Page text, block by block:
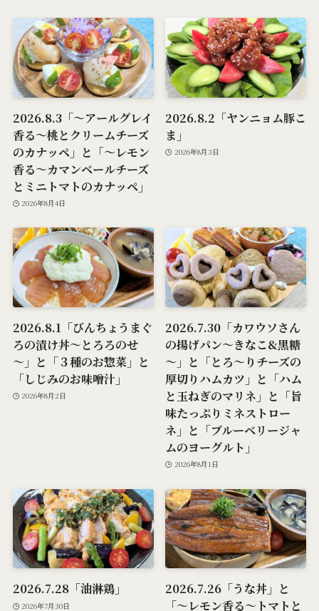
2026.8.3「～アールグレイ
香る～桃とクリームチーズ
のカナッペ」と「～レモン
香る～カマンベールチーズ
とミニトマトのカナッペ」
2026年8月4日
2026.8.2「ヤンニョム豚こ
ま」
2026年8月3日
2026.8.1「びんちょうまぐ
ろの漬け丼～とろろのせ
～」と「３種のお惣菜」と
「しじみのお味噌汁」
2026年8月2日
2026.7.30「カワウソさん
の揚げパン～きなこ&黒糖
～」と「とろ～りチーズの
厚切りハムカツ」と「ハム
と玉ねぎのマリネ」と「旨
味たっぷりミネストロー
ネ」と「ブルーベリージャ
ムのヨーグルト」
2026年8月1日
2026.7.28「油淋鶏」
2026年7月30日
2026.7.26「うな丼」と
「～レモン香る～トマトと